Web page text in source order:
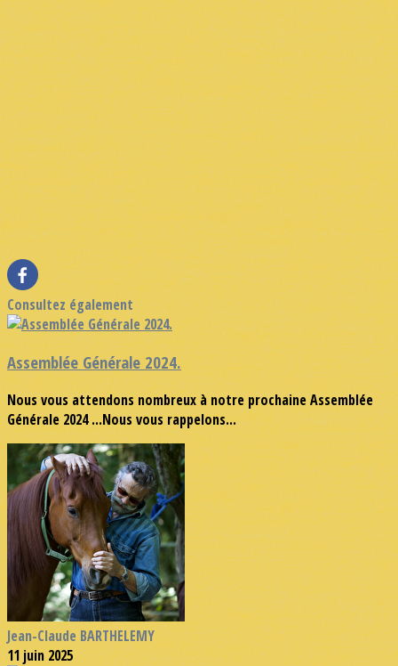
Consultez également
Assemblée Générale 2024.
Nous vous attendons nombreux à notre prochaine Assemblée
Générale 2024 ...Nous vous rappelons...
Jean-Claude BARTHELEMY
11 juin 2025